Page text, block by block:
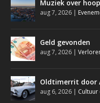
Muziek over
aug 7, 2026 |
Geld gevonden
aug 7, 2026 |
Oldtimerrit door
aug 6, 2026 | Cultuur